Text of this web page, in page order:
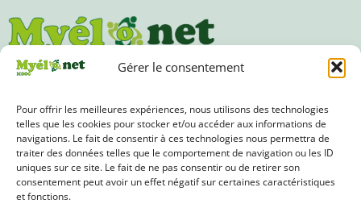
Gérer le consentement
Pour offrir les meilleures expériences, nous utilisons des technologies
telles que les cookies pour stocker et/ou accéder aux informations de
navigations. Le fait de consentir à ces technologies nous permettra de
traiter des données telles que le comportement de navigation ou les ID
uniques sur ce site. Le fait de ne pas consentir ou de retirer son
consentement peut avoir un effet négatif sur certaines caractéristiques
et fonctions.
Suivez-nous
Accès au site associatif de l'af3m